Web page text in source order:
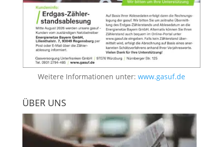
Weitere Informationen unter: www.gasuf.de
ÜBER UNS